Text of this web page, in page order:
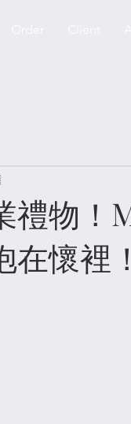
禮物！
懷裡！